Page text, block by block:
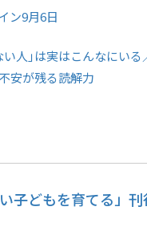
ン9月6日
い人｣は実はこんなにいる
安が残る読解力
子どもを育てる」